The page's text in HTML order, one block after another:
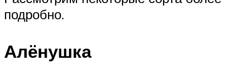
подробно.
Алёнушка